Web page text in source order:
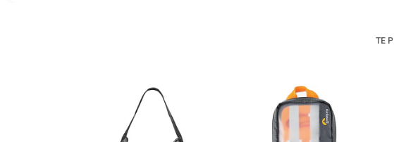
– Diámetro Base externa: 17 cm
– Diámetro Externo: 23 cm
TE